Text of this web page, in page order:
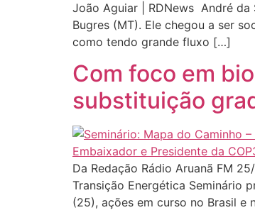
João Aguiar | RDNews André da
Bugres (MT). Ele chegou a ser
como tendo grande fluxo […]
Com foco em
substituição
Da Redação Rádio Aruanã FM
Transição Energética Seminário
(25), ações em curso no Brasil e